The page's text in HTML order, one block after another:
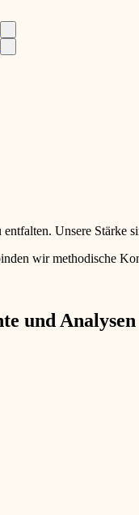
Unsere Stärke
wir methodische
und